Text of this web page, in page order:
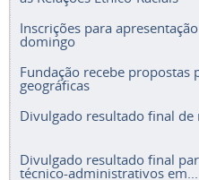
Inscrições para
domingo
Fundação recebe propostas
geográficas
Divulgado resultado final de
Divulgado resultado final
técnico-administrativos em...